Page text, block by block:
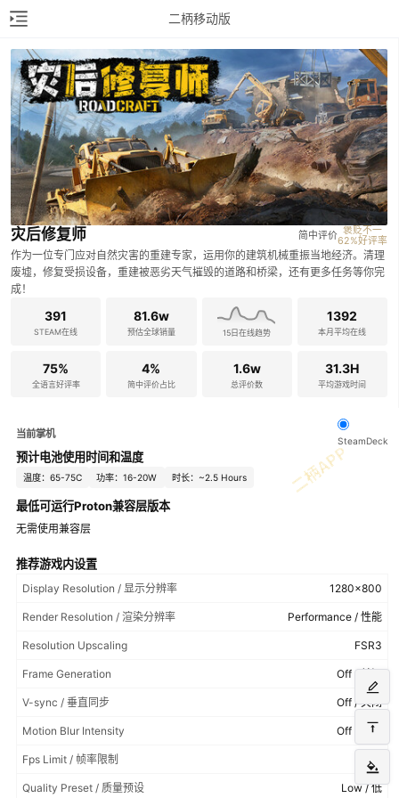
二柄移动版
灾后修复师 简中评价 褒贬不一
62%好评率
作为一位专门应对自然灾害的重建专家，运用你的建筑机械重振当地经济。清理
废墟，修复受损设备，重建被恶劣天气摧毁的道路和桥梁，还有更多任务等你完
成！
391
STEAM在线
81.6w
预估全球销量 15日在线趋势
1392
本月平均在线
75%
全语言好评率
4%
简中评价占比
1.6w
总评价数
31.3H
平均游戏时间
当前掌机
SteamDeck
预计电池使用时间和温度
温度：65-75C 功率：16-20W 时长：~2.5 Hours
最低可运行Proton兼容层版本
无需使用兼容层
推荐游戏内设置
Display Resolution / 显示分辨率 1280x800
Render Resolution / 渲染分辨率 Performance / 性能
Resolution Upscaling FSR3
Frame Generation Off / 关闭
V-sync / 垂直同步 Off / 关闭
Motion Blur Intensity Off / 关闭
Fps Limit / 帧率限制 30
Quality Preset / 质量预设 Low / 低